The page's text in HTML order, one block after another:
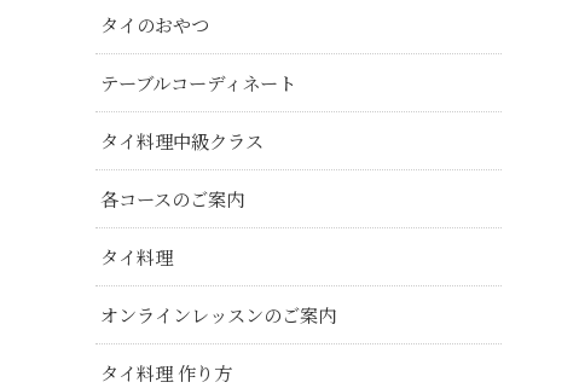
タイのおやつ
テーブルコーディネート
タイ料理中級クラス
各コースのご案内
タイ料理
オンラインレッスンのご案内
タイ料理 作り方